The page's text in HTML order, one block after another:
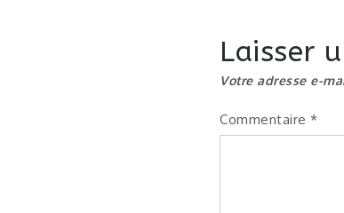
Laisser
Votre adresse e-
Commentaire *